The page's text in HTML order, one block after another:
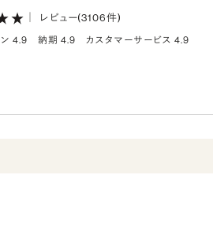
レビュー(3106件)
4.9 納期 4.9 カスタマーサービス 4.9